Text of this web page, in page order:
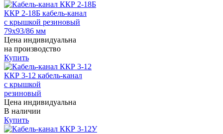
ККР 2-18Б кабель-канал
с крышкой резиновый
79х93/86 мм
Цена индивидуальна
на производство
Купить
ККР 3-12 кабель-канал
с крышкой
резиновый
Цена индивидуальна
В наличии
Купить